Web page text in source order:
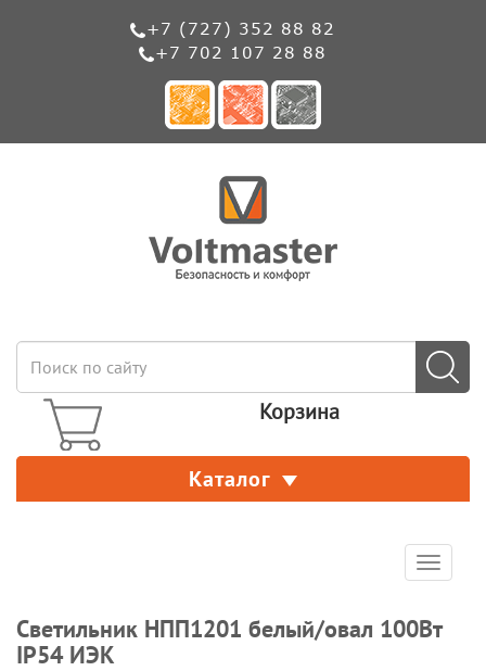
+7 (727) 352 88 82
+7 702 107 28 88
Корзина
Каталог
Toggle
Светильник НПП1201 белый/овал 100Вт
IP54 ИЭК